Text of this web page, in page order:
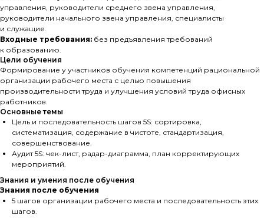
управления, руководители среднего звена управления,
руководители начального звена управления, специалисты
и служащие.
Входные требования: без предъявления требований
к образованию.
Цели обучения
Формирование у участников обучения компетенций рациональной
организации рабочего места с целью повышения
производительности труда и улучшения условий труда офисных
работников.
Основные темы
Цель и последовательность шагов 5S: сортировка,
систематизация, содержание в чистоте, стандартизация,
совершенствование.
Аудит 5S: чек-лист, радар-диаграмма, план корректирующих
мероприятий.
Знания и умения после обучения
Знания после обучения
5 шагов организации рабочего места и последовательность этих
шагов.